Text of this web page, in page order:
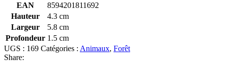
EAN
8594201811692
Hauteur
4.3 cm
Largeur
5.8 cm
Profondeur 1.5 cm
UGS : 169 Catégories : Animaux, Forêt
Share: